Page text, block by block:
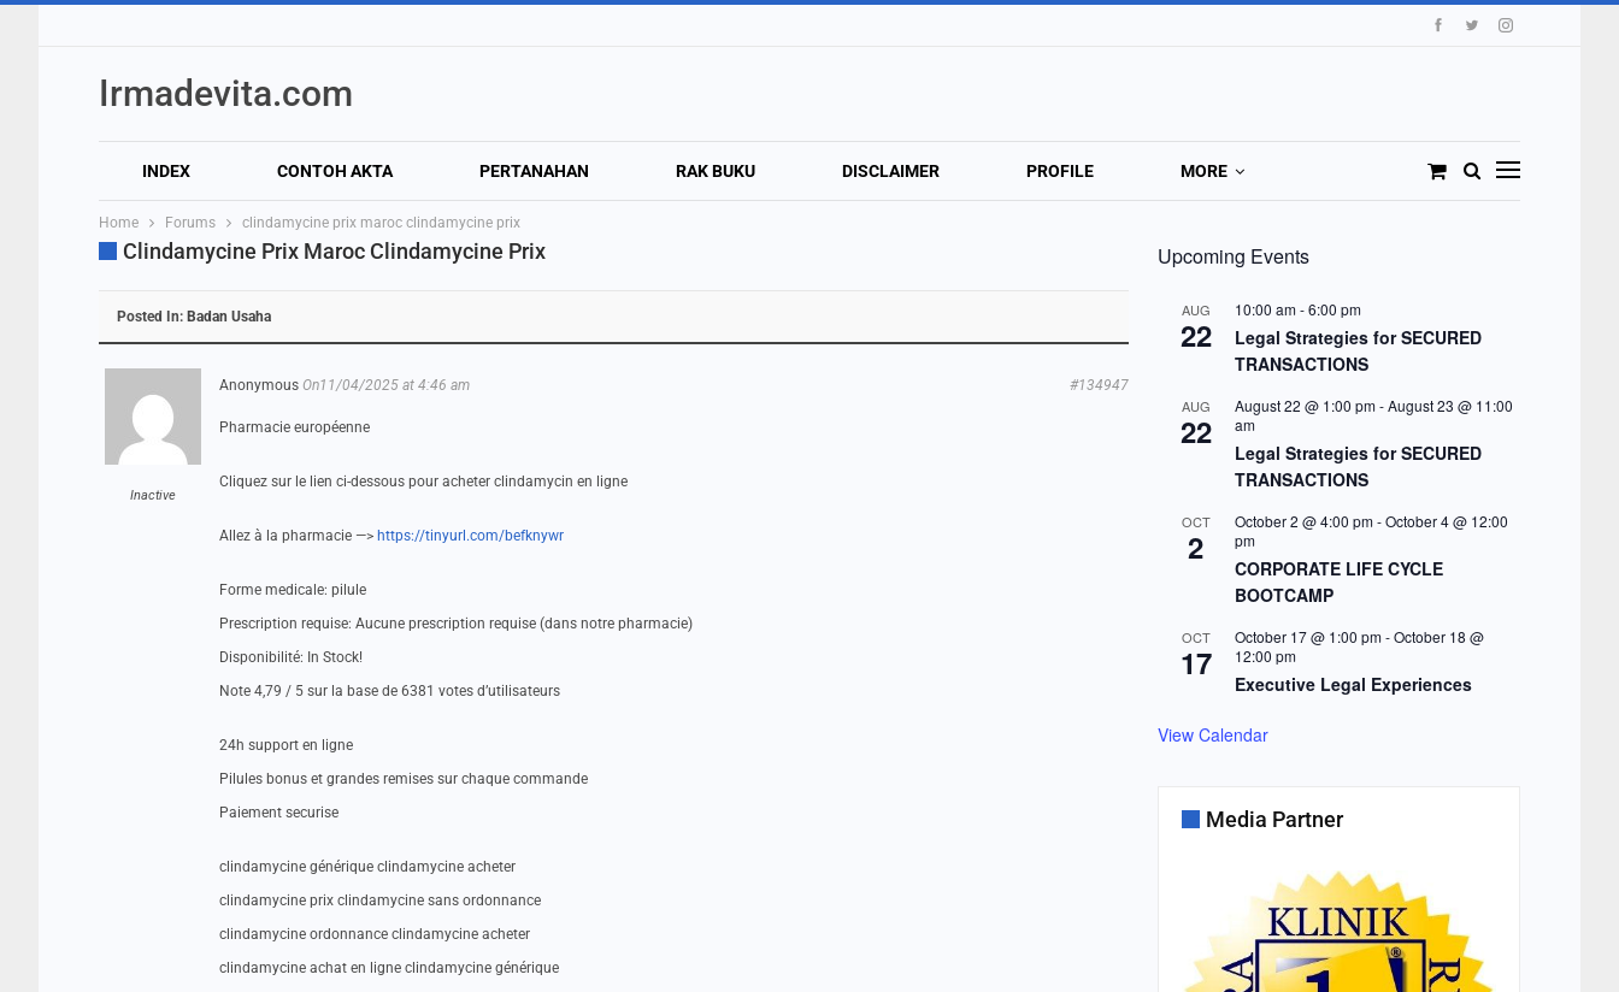
Irmadevita.com
INDEX CONTOH AKTA PERTANAHAN RAK BUKU DISCLAIMER PROFILE MORE
Home Forums clindamycine prix maroc clindamycine prix
Clindamycine Prix Maroc Clindamycine Prix
Posted In: Badan Usaha
Inactive
Anonymous On11/04/2025 at 4:46 am #134947
Pharmacie européenne
Cliquez sur le lien ci-dessous pour acheter clindamycin en ligne
Allez à la pharmacie —> https://tinyurl.com/befknywr
Forme medicale: pilule
Prescription requise: Aucune prescription requise (dans notre pharmacie)
Disponibilité: In Stock!
Note 4,79 / 5 sur la base de 6381 votes d’utilisateurs
24h support en ligne
Pilules bonus et grandes remises sur chaque commande
Paiement securise
clindamycine générique clindamycine acheter
clindamycine prix clindamycine sans ordonnance
clindamycine ordonnance clindamycine acheter
clindamycine achat en ligne clindamycine générique
Upcoming Events
AUG
22
10:00 am-6:00 pm
Legal Strategies for SECURED
TRANSACTIONS
AUG
22
August 22 @ 1:00 pm-August 23 @ 11:00
am
Legal Strategies for SECURED
TRANSACTIONS
OCT
2
October 2 @ 4:00 pm-October 4 @ 12:00
pm
CORPORATE LIFE CYCLE
BOOTCAMP
OCT
17
October 17 @ 1:00 pm-October 18 @
12:00 pm
Executive Legal Experiences
View Calendar
Media Partner